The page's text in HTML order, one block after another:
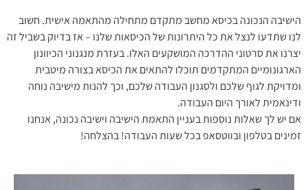
הישיבה הנכונה בכיסא מחשב מתקדם מתחילה מהתאמה אישית. חשוב
לנו שתדעו לנצל את כל היתרונות של הכיסאות שלנו – אז בדיוק בשביל זה
יצרנו את סרטוני ההדרכה המושקעים האלו.בעזרת מנגנוני הכיוונון
הארגונומיים המתקדמים תוכלו להתאים את הכיסא בצורה מיטבית
ומדויקת לגוף שלכם ולסגנון העבודה שלכם, וכך להנות מישיבה נוחה
ודינאמית לאורך היום העבודה.
אם יש לך שאלות נוספות בעניין התאמת הישיבה וישיבה נכונה, אנחנו
זמינים בטלפון ובווטסאפ בכל שעות העבודה! בהצלחה!